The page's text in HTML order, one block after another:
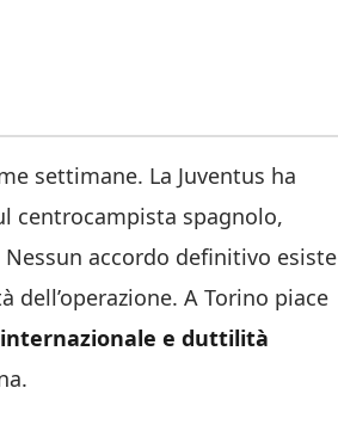
settimane. La Juventus ha
centrocampista spagnolo,
accordo definitivo esiste
A Torino piace
e duttilità